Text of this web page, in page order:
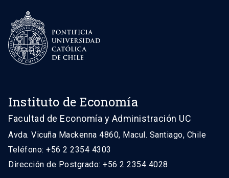
Instituto de Economía
Facultad de Economía y Administración UC
Avda. Vicuña Mackenna 4860, Macul. Santiago, Chile
Teléfono: +56 2 2354 4303
Dirección de Postgrado: +56 2 2354 4028